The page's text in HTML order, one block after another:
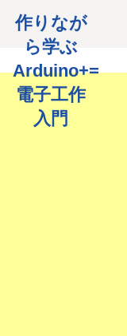
作りなが
ら学ぶ
Arduino+=
電子工作
入門